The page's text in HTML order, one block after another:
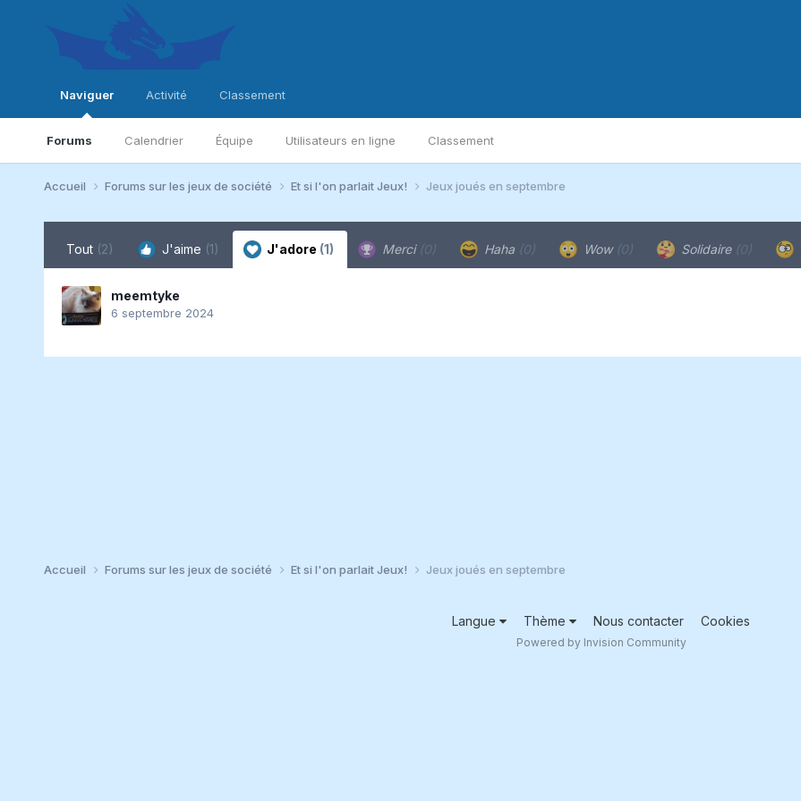
Naviguer
Forums Calendrier Équipe Utilisateurs en ligne Classement
Activité Classement
Accueil Forums sur les jeux de société Et si l'on parlait Jeux! Jeux joués en septembre
Tout (2) J'aime (1) J'adore (1) Merci (0) Haha (0) Wow (0) Solidaire (0)
meemtyke
6 septembre 2024
Accueil Forums sur les jeux de société Et si l'on parlait Jeux! Jeux joués en septembre
Langue Thème Nous contacter Cookies
Powered by Invision Community